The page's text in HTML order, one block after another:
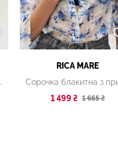
помідор"
RICA MARE
1 499 ₴
1 665 ₴